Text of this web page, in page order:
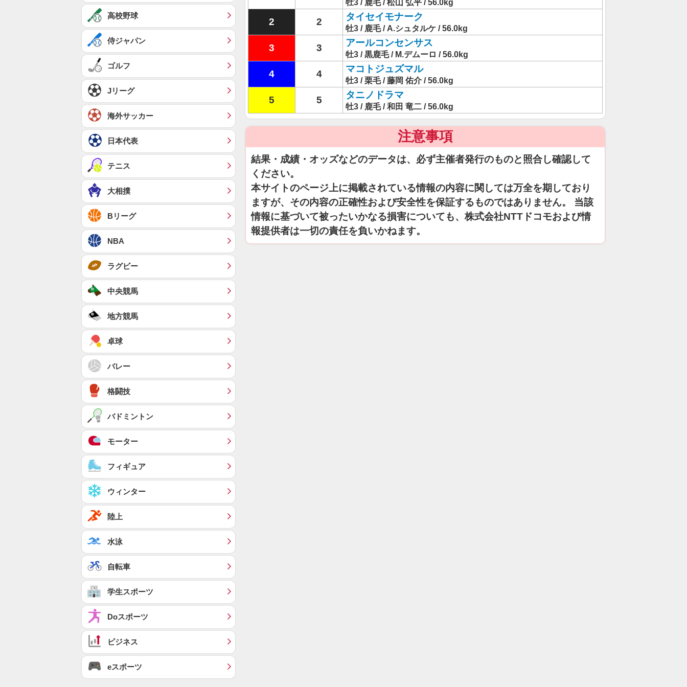
牡3 / 鹿毛 / 松山 弘平 / 56.0kg
2 2 タイセイモナーク
牡3 / 鹿毛 / A.シュタルケ / 56.0kg
3 3 アールコンセンサス
牡3 / 黒鹿毛 / M.デムーロ / 56.0kg
4 4 マコトジュズマル
牡3 / 栗毛 / 藤岡 佑介 / 56.0kg
5 5 タニノドラマ
牡3 / 鹿毛 / 和田 竜二 / 56.0kg
注意事項
結果・成績・オッズなどのデータは、必ず主催者発行のものと照合し確認して
ください。
本サイトのページ上に掲載されている情報の内容に関しては万全を期しており
ますが、その内容の正確性および安全性を保証するものではありません。 当該
情報に基づいて被ったいかなる損害についても、株式会社NTTドコモおよび情
報提供者は一切の責任を負いかねます。
高校野球
侍ジャパン
ゴルフ
Jリーグ
海外サッカー
日本代表
テニス
大相撲
Bリーグ
NBA
ラグビー
中央競馬
地方競馬
卓球
バレー
格闘技
バドミントン
モーター
フィギュア
ウィンター
陸上
水泳
自転車
学生スポーツ
Doスポーツ
ビジネス
eスポーツ